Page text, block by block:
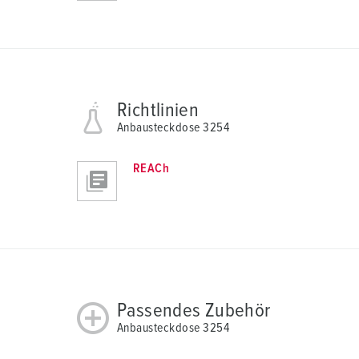
Richtlinien
Anbausteckdose 3254
REACh
Passendes Zubehör
Anbausteckdose 3254